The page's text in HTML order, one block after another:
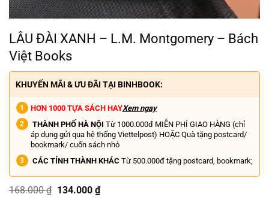
LÂU ĐÀI XANH – L.M. Montgomery – Bách
Việt Books
KHUYẾN MÃI & ƯU ĐÃI TẠI BINHBOOK:
HƠN 1000 TỰA SÁCH HAYXem ngay
THÀNH PHỐ HÀ NỘI Từ 1000.000đ MIỄN PHÍ GIAO HÀNG (chỉ
áp dụng gửi qua hệ thống Viettelpost) HOẶC Quà tặng postcard/
bookmark/ cuốn sách nhỏ
CÁC TỈNH THÀNH KHÁC Từ 500.000đ tặng postcard, bookmark;
168.000₫ Giá
134.000 ₫Giá